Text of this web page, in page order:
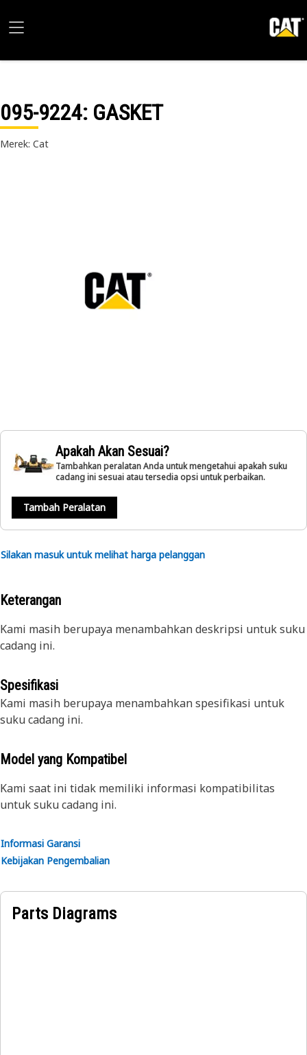
095-9224: GASKET
Merek: Cat
Apakah Akan Sesuai?
Tambahkan peralatan Anda untuk mengetahui apakah suku
cadang ini sesuai atau tersedia opsi untuk perbaikan.
Tambah Peralatan
Silakan masuk untuk melihat harga pelanggan
Keterangan
Kami masih berupaya menambahkan deskripsi untuk suku
cadang ini.
Spesifikasi
Kami masih berupaya menambahkan spesifikasi untuk
suku cadang ini.
Model yang Kompatibel
Kami saat ini tidak memiliki informasi kompatibilitas
untuk suku cadang ini.
Informasi Garansi
Kebijakan Pengembalian
Parts Diagrams